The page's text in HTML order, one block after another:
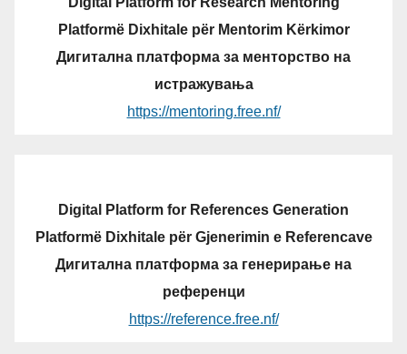
Platformë Dixhitale për Mentorim Kërkimor
Дигитална платформа за менторство на
истражувања
https://mentoring.free.nf/
Digital Platform for References Generation
Platformë Dixhitale për Gjenerimin e Referencave
Дигитална платформа за генерирање на
референци
https://reference.free.nf/